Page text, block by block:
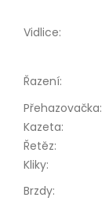
Vidlice:
Řazení:
Přehazovačka:
Kazeta:
Řetěz:
Kliky:
Brzdy: